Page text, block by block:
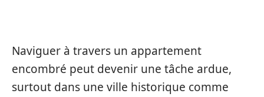
Naviguer à travers un appartement
encombré peut devenir une tâche ardue,
surtout dans une ville historique comme